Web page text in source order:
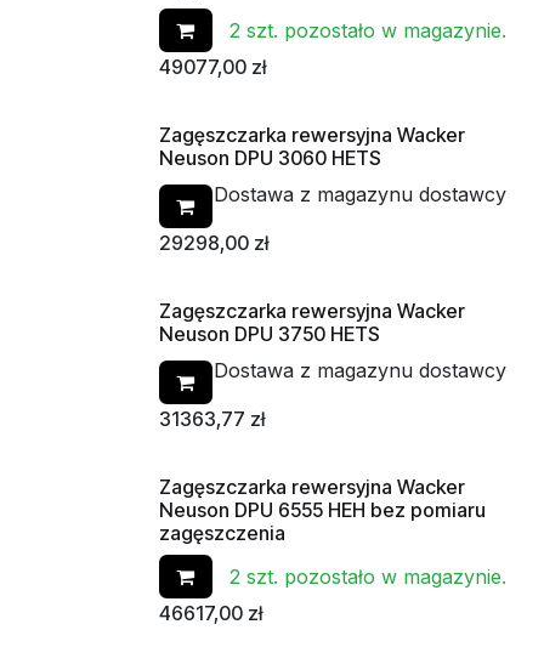
2 szt. pozostało w magazynie.
49077,00 zł
Zagęszczarka rewersyjna Wacker
Neuson DPU 3060 HETS
Dostawa z magazynu dostawcy
29298,00 zł
Zagęszczarka rewersyjna Wacker
Neuson DPU 3750 HETS
Dostawa z magazynu dostawcy
31363,77 zł
Zagęszczarka rewersyjna Wacker
Neuson DPU 6555 HEH bez pomiaru
zagęszczenia
2 szt. pozostało w magazynie.
46617,00 zł